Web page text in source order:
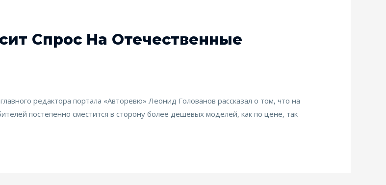
Спрос На Отечественные
редактора портала «Авторевю» Леонид Голованов рассказал о том, что на
постепенно сместится в сторону более дешевых моделей, как по цене, так